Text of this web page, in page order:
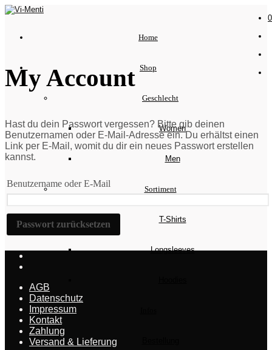
Home
Shop
Geschlecht
Women
Men
Sortiment
T-Shirts
Longsleeves
0
My Account
Hast du dein Passwort vergessen? Bitte gib deinen
Benutzernamen oder E-Mail-Adresse ein. Du erhältst einen
Link per E-Mail, womit du dir ein neues Passwort erstellen
kannst.
Benutzername oder E-Mail
Passwort zurücksetzen
AGB
Datenschutz
Impressum
Kontakt
Zahlung
Versand & Lieferung